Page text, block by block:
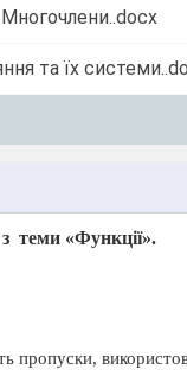
та їх
з теми «Функції».
пропуски,